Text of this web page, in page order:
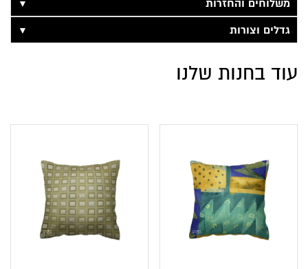
משלוחים והחזרות
▼
גדלים וצורות
▼
עוד בחנות שלנו